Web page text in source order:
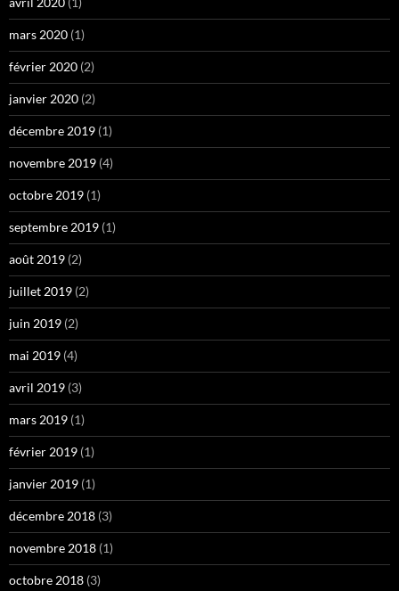
mars 2020 (1)
février 2020 (2)
janvier 2020 (2)
décembre 2019 (1)
novembre 2019 (4)
octobre 2019 (1)
septembre 2019 (1)
août 2019 (2)
juillet 2019 (2)
juin 2019 (2)
mai 2019 (4)
avril 2019 (3)
mars 2019 (1)
février 2019 (1)
janvier 2019 (1)
décembre 2018 (3)
novembre 2018 (1)
octobre 2018 (3)